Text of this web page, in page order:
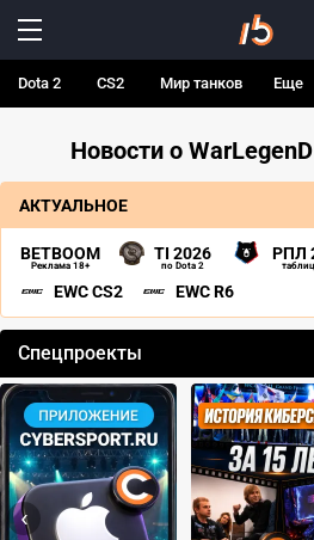
Dota 2 CS2 Мир танков Еще
Новости о
АКТУАЛЬНОЕ
BETBOOM
Реклама 18+
TI 2026
по Dota 2
РПЛ
EWC CS2 EWC R6
Спецпроекты
‹